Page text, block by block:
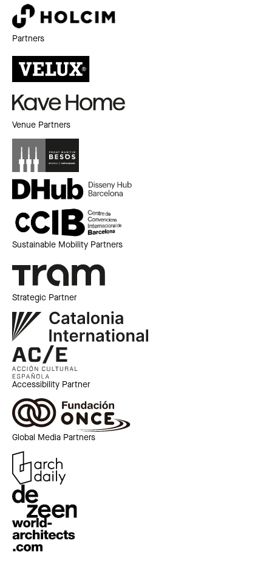
Partners
Venue Partners
Sustainable Mobility Partners
Strategic Partner
Accessibility Partner
Global Media Partners